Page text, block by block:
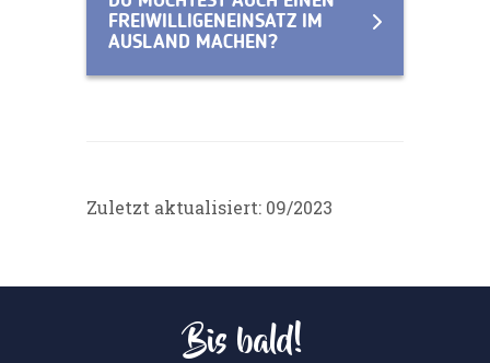
FREIWILLIGENEINSATZ IM
AUSLAND MACHEN?
Zuletzt aktualisiert: 09/2023
Bis bald!